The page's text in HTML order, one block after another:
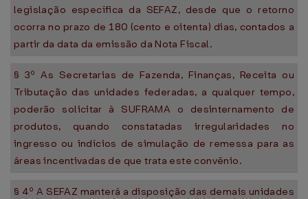
legislação específica da SEFAZ, desde que o retorno
ocorra no prazo de 180 (cento e oitenta) dias, contados a
partir da data da emissão da Nota Fiscal.
§ 3º As Secretarias de Fazenda, Finanças, Receita ou
Tributação das unidades federadas, a qualquer tempo,
poderão solicitar à SUFRAMA o desinternamento de
produtos, quando constatadas irregularidades no
ingresso ou indícios de simulação de remessa para as
áreas incentivadas de que trata este convênio.
§ 4º A SEFAZ manterá a disposição das demais unidades